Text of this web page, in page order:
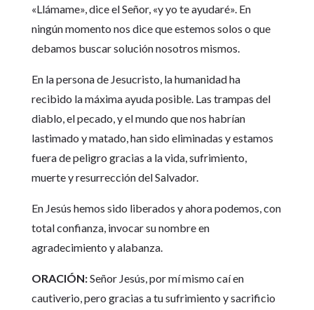
«Llámame», dice el Señor, «y yo te ayudaré». En
ningún momento nos dice que estemos solos o que
debamos buscar solución nosotros mismos.
En la persona de Jesucristo, la humanidad ha
recibido la máxima ayuda posible. Las trampas del
diablo, el pecado, y el mundo que nos habrían
lastimado y matado, han sido eliminadas y estamos
fuera de peligro gracias a la vida, sufrimiento,
muerte y resurrección del Salvador.
En Jesús hemos sido liberados y ahora podemos, con
total confianza, invocar su nombre en
agradecimiento y alabanza.
ORACIÓN:Señor Jesús, por mí mismo caí en
cautiverio, pero gracias a tu sufrimiento y sacrificio